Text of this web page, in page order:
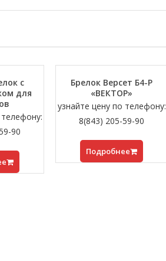
с
для
90
Брелок Версет Б4-Р
«ВЕКТОР»
узнайте цену по телефону:
8(843) 205-59-90
Подробнее